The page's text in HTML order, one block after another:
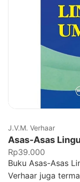
J.V.M. Verhaar
Asas-Asas
Rp39.000
Buku Asas-Asas
Verhaar juga